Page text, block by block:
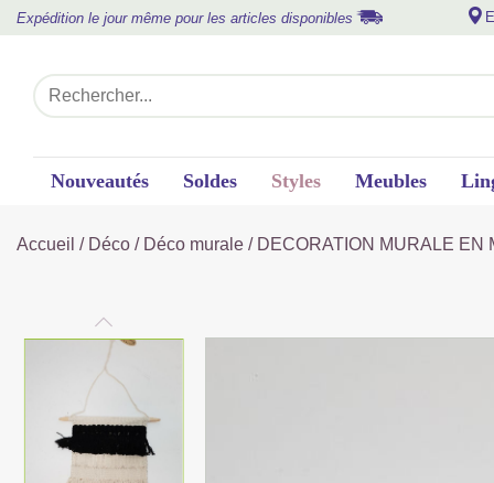
Expédition le jour même pour les articles disponibles
Nouveautés Soldes Styles Meubles
Accueil / Déco / Déco murale / DECORATION MURALE EN